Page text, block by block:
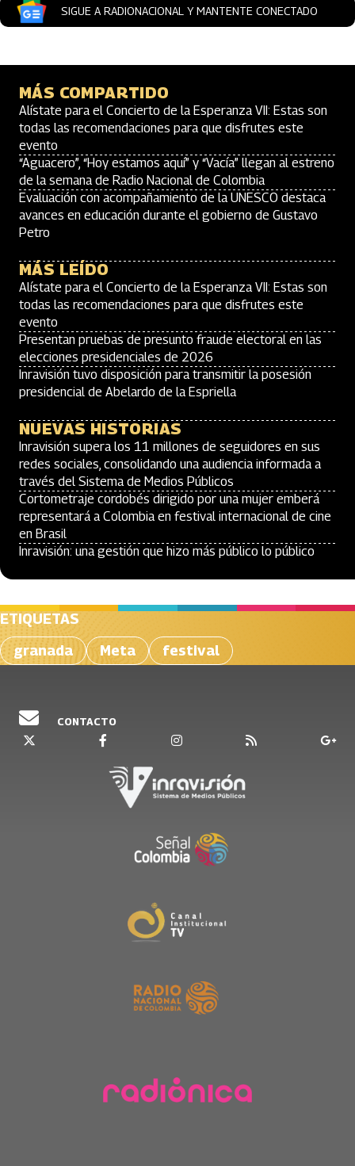
SIGUE A RADIONACIONAL Y MANTENTE CONECTADO
MÁS COMPARTIDO
Alístate para el Concierto de la Esperanza VII: Estas son
todas las recomendaciones para que disfrutes este
evento
“Aguacero”, “Hoy estamos aquí” y “Vacía” llegan al estreno
de la semana de Radio Nacional de Colombia
Evaluación con acompañamiento de la UNESCO destaca
avances en educación durante el gobierno de Gustavo
Petro
MÁS LEÍDO
Alístate para el Concierto de la Esperanza VII: Estas son
todas las recomendaciones para que disfrutes este
evento
Presentan pruebas de presunto fraude electoral en las
elecciones presidenciales de 2026
Inravisión tuvo disposición para transmitir la posesión
presidencial de Abelardo de la Espriella
NUEVAS HISTORIAS
Inravisión supera los 11 millones de seguidores en sus
redes sociales, consolidando una audiencia informada a
través del Sistema de Medios Públicos
Cortometraje cordobés dirigido por una mujer emberá
representará a Colombia en festival internacional de cine
en Brasil
Inravisión: una gestión que hizo más público lo público
ETIQUETAS
granada
Meta festival
CONTACTO